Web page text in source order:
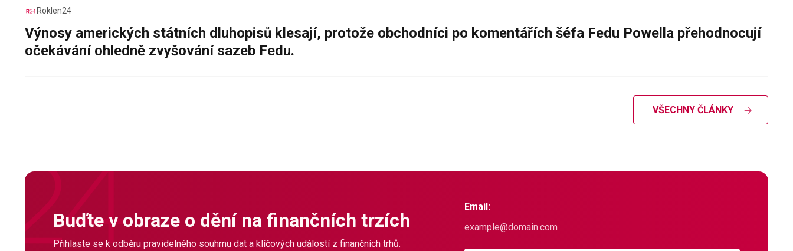
Roklen24
Výnosy amerických státních dluhopisů klesají, protože obchodníci po komentářích šéfa Fedu Powella přehodnocují
očekávání ohledně zvyšování sazeb Fedu.
VŠECHNY ČLÁNKY
Buďte v obraze o dění na finančních trzích
Přihlaste se k odběru pravidelného souhrnu dat a klíčových událostí z finančních trhů.
Email: